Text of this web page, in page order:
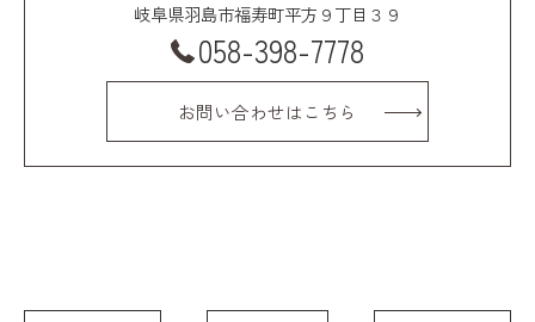
岐阜県羽島市福寿町平方９丁目３９
058-398-7778
お問い合わせはこちら